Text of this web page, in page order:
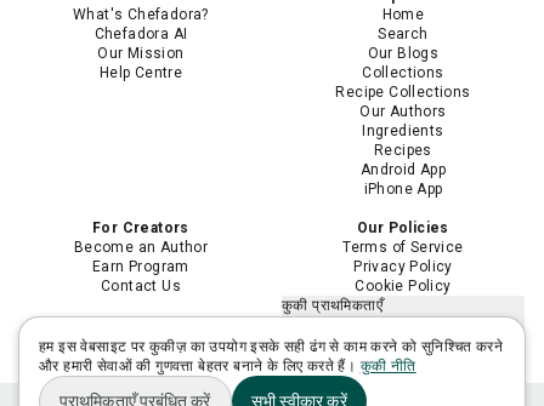
What's Chefadora?
Chefadora AI
Our Mission
Help Centre
Home
Search
Our Blogs
Collections
Recipe Collections
Our Authors
Ingredients
Recipes
Android App
iPhone App
For Creators
Become an Author
Earn Program
Contact Us
Our Policies
Terms of Service
Privacy Policy
Cookie Policy
कुकी प्राथमिकताएँ
मेरी संवेदनशील निजी जानकारी का उपयोग
सीमित करें
हम इस वेबसाइट पर कुकीज़ का उपयोग इसके सही ढंग से काम करने को सुनिश्चित करने
और हमारी सेवाओं की गुणवत्ता बेहतर बनाने के लिए करते हैं। कुकी नीति
प्राथमिकताएँ प्रबंधित करें सभी स्वीकार करें